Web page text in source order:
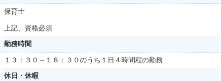
保育士
上記、資格必須
勤務時間
１３：３０～１８：３０のうち１日４時間程の勤務
休日・休暇